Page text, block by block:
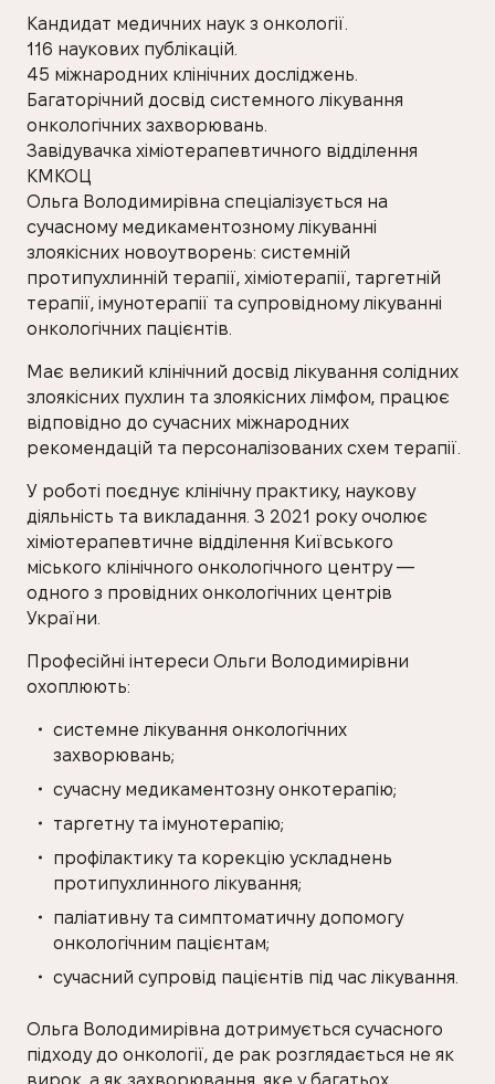
Кандидат медичних наук з онкології.
116 наукових публікацій.
45 міжнародних клінічних досліджень.
Багаторічний досвід системного лікування
онкологічних захворювань.
Завідувачка хіміотерапевтичного відділення
КМКОЦ
Ольга Володимирівна спеціалізується на
сучасному медикаментозному лікуванні
злоякісних новоутворень: системній
протипухлинній терапії, хіміотерапії, таргетній
терапії, імунотерапії та супровідному лікуванні
онкологічних пацієнтів.
Має великий клінічний досвід лікування солідних
злоякісних пухлин та злоякісних лімфом, працює
відповідно до сучасних міжнародних
рекомендацій та персоналізованих схем терапії.
У роботі поєднує клінічну практику, наукову
діяльність та викладання. З 2021 року очолює
хіміотерапевтичне відділення Київського
міського клінічного онкологічного центру —
одного з провідних онкологічних центрів
України.
Професійні інтереси Ольги Володимирівни
охоплюють:
системне лікування онкологічних
захворювань;
сучасну медикаментозну онкотерапію;
таргетну та імунотерапію;
профілактику та корекцію ускладнень
протипухлинного лікування;
паліативну та симптоматичну допомогу
онкологічним пацієнтам;
сучасний супровід пацієнтів під час лікування.
Ольга Володимирівна дотримується сучасного
підходу до онкології, де рак розглядається не як
вирок, а як захворювання, яке у багатьох